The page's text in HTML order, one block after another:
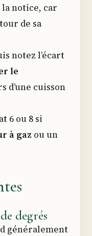
notice, car
de sa
notez l’écart
le
d’une cuisson
6 ou 8 si
à gaz ou un
degrés
généralement